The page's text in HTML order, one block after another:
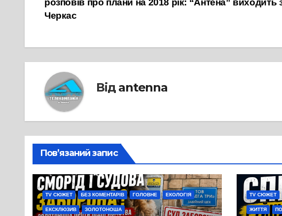
записів
Черкас
Від antenna
Пов’язаний запис
TV СЮЖЕТ БЕЗ КОМЕНТАРІВ ГОЛОВНЕ ЕКОЛОГІЯ
ЕКСКЛЮЗИВ ЗОЛОТОНОША
TV СЮЖЕТ
ЖИТТЯ